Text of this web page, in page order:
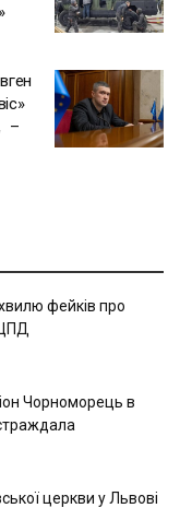
–
фейків про
ЦПД
Чорноморець в
церкви у Львові